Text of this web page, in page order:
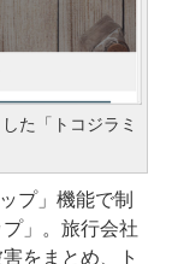
た「トコジラミ
プ」機能で制
」。旅行会社
をまとめ、ト